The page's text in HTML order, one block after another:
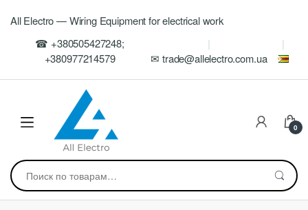
navigation
All Electro — Wiring Equipment for electrical work
☎ +380505427248;
+380977214579
✉ trade@allelectro.com.ua
0
Искать: